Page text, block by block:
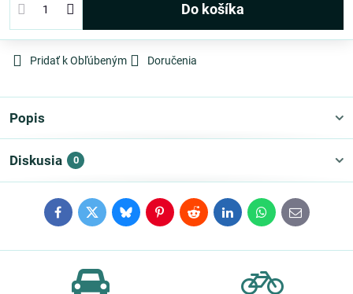
Do košíka
Pridať k Obľúbeným Doručenia
Popis
Diskusia 0
FacebookTwitterBlueskyPinterestRedditLinkedInWhatsApp
E-
mail